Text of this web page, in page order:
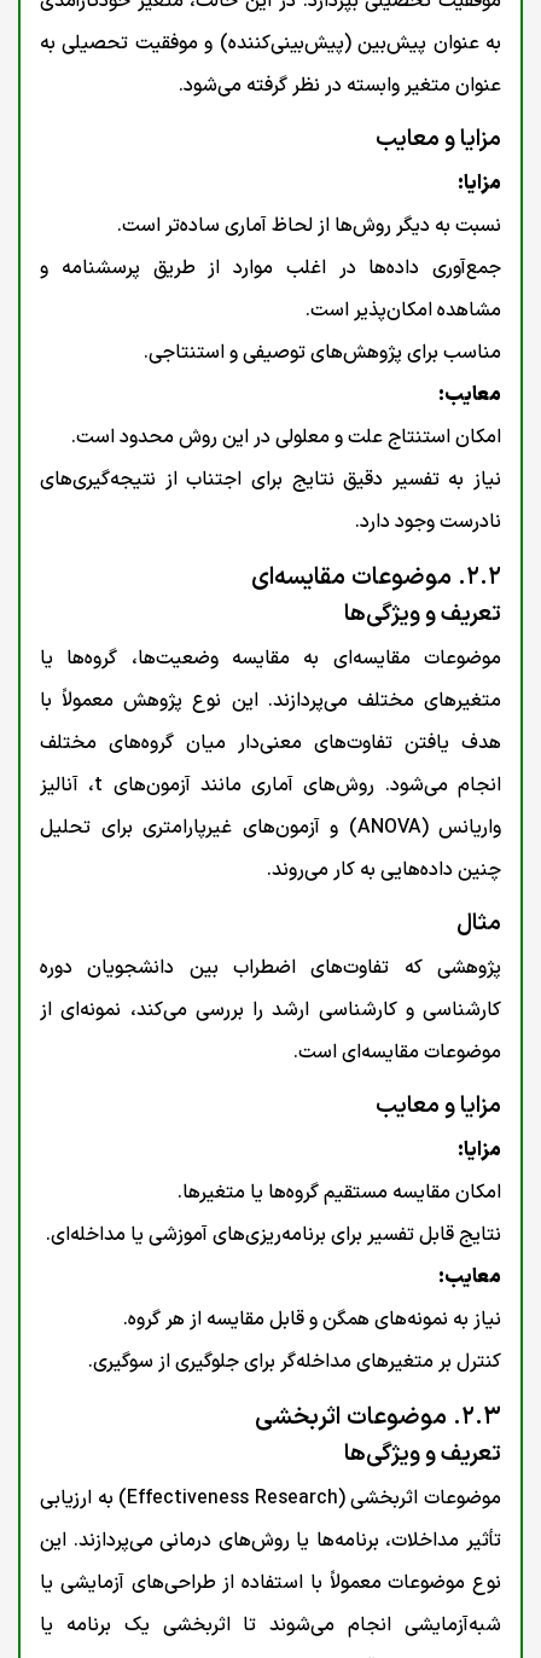
به عنوان پیش‌بین (پیش‌بینی‌کننده) و موفقیت تحصیلی به
عنوان متغیر وابسته در نظر گرفته می‌شود.
مزایا و معایب
مزایا:
نسبت به دیگر روش‌ها از لحاظ آماری ساده‌تر است.
جمع‌آوری داده‌ها در اغلب موارد از طریق پرسشنامه و
مشاهده امکان‌پذیر است.
مناسب برای پژوهش‌های توصیفی و استنتاجی.
معایب:
امکان استنتاج علت و معلولی در این روش محدود است.
نیاز به تفسیر دقیق نتایج برای اجتناب از نتیجه‌گیری‌های
نادرست وجود دارد.
۲.۲. موضوعات مقایسه‌ای
تعریف و ویژگی‌ها
موضوعات مقایسه‌ای به مقایسه وضعیت‌ها، گروه‌ها یا
متغیرهای مختلف می‌پردازند. این نوع پژوهش معمولاً با
هدف یافتن تفاوت‌های معنی‌دار میان گروه‌های مختلف
انجام می‌شود. روش‌های آماری مانند آزمون‌های t، آنالیز
واریانس (ANOVA) و آزمون‌های غیرپارامتری برای تحلیل
چنین داده‌هایی به کار می‌روند.
مثال
پژوهشی که تفاوت‌های اضطراب بین دانشجویان دوره
کارشناسی و کارشناسی ارشد را بررسی می‌کند، نمونه‌ای از
موضوعات مقایسه‌ای است.
مزایا و معایب
مزایا:
امکان مقایسه مستقیم گروه‌ها یا متغیرها.
نتایج قابل تفسیر برای برنامه‌ریزی‌های آموزشی یا مداخله‌ای.
معایب:
نیاز به نمونه‌های همگن و قابل مقایسه از هر گروه.
کنترل بر متغیرهای مداخله‌گر برای جلوگیری از سوگیری.
۲.۳. موضوعات اثربخشی
تعریف و ویژگی‌ها
موضوعات اثربخشی (Effectiveness Research) به ارزیابی
تأثیر مداخلات، برنامه‌ها یا روش‌های درمانی می‌پردازند. این
نوع موضوعات معمولاً با استفاده از طراحی‌های آزمایشی یا
شبه‌آزمایشی انجام می‌شوند تا اثربخشی یک برنامه یا